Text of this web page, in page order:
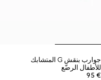
جوارب بنقش G المتشابك
للأطفال الرضّع
€ 95